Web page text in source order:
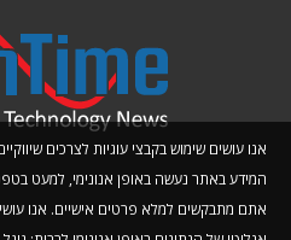
אנו עושים שימוש בקבצי עוגיות לצרכים
המידע באתר נעשה באופן אנונימי, למעט
אתם מתבקשים למלא פרטים אישיים. אנו